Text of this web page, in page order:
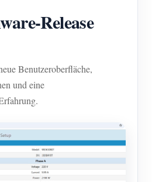
für Fabriken
Center
Release
Benutzeroberfläche,
und eine